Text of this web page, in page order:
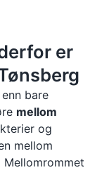
er
bare
mellom
og
mellom
Mellomrommet